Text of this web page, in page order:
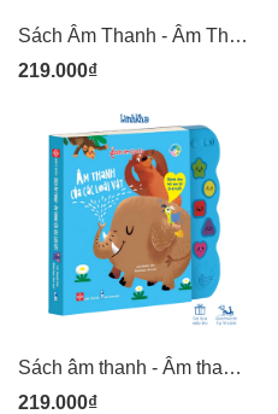
Sách Âm Thanh - Âm Thanh Của Thiên Nhiên 219N
219.000₫
Sách âm thanh - Âm thanh của các loài vật 219N
219.000₫